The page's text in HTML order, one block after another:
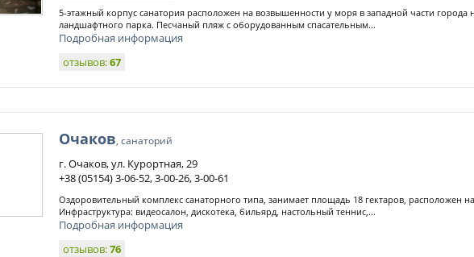
5-этажный корпус санатория расположен на возвышенности у моря в западной части города
ландшафтного парка. Песчаный пляж с оборудованным спасательным...
Подробная информация
отзывов:67
Очаков, санаторий
г. Очаков, ул. Курортная, 29
+38 (05154) 3-06-52, 3-00-26, 3-00-61
Оздоровительный комплекс санаторного типа, занимает площадь 18 гектаров, расположен
Инфраструктура: видеосалон, дискотека, бильярд, настольный теннис,...
Подробная информация
отзывов:76